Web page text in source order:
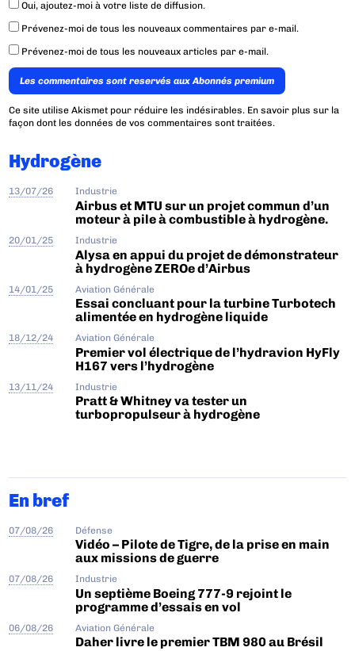
Oui, ajoutez-moi à votre liste de diffusion.
Prévenez-moi de tous les nouveaux commentaires par e-mail.
Prévenez-moi de tous les nouveaux articles par e-mail.
Les commentaires sont reservés aux Abonnés premium
Ce site utilise Akismet pour réduire les indésirables. En savoir plus sur la
façon dont les données de vos commentaires sont traitées.
Hydrogène
13/07/26 Industrie
Airbus et MTU sur un projet commun d’un
moteur à pile à combustible à hydrogène.
20/01/25 Industrie
Alysa en appui du projet de démonstrateur
à hydrogène ZEROe d’Airbus
14/01/25 Aviation Générale
Essai concluant pour la turbine Turbotech
alimentée en hydrogène liquide
18/12/24 Aviation Générale
Premier vol électrique de l’hydravion HyFly
H167 vers l’hydrogène
13/11/24 Industrie
Pratt & Whitney va tester un
turbopropulseur à hydrogène
En bref
07/08/26 Défense
Vidéo – Pilote de Tigre, de la prise en main
aux missions de guerre
07/08/26 Industrie
Un septième Boeing 777-9 rejoint le
programme d’essais en vol
06/08/26 Aviation Générale
Daher livre le premier TBM 980 au Brésil